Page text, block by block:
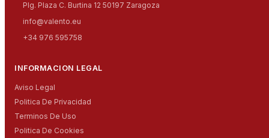
Plg. Plaza C. Burtina 12 50197 Zaragoza
info@valento.eu
+34 976 595758
INFORMACION LEGAL
Aviso Legal
Politica De Privacidad
Terminos De Uso
Politica De Cookies